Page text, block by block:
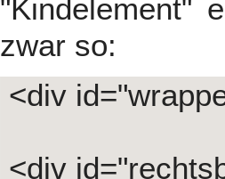
"Kindelement"
zwar so:
<div
<div